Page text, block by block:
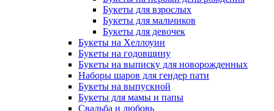
Букеты для взрослых
Букеты для мальчиков
Букеты для девочек
Букеты на Хеллоуин
Букеты на годовщину
Букеты на выписку для новорожденных
Наборы шаров для гендер пати
Букеты на выпускной
Букеты для мамы и папы
Свадьба и любовь